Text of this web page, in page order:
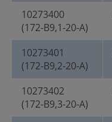
10273400
(172-B9,1-20-A)
10273401
(172-B9,2-20-A)
10273402
(172-B9,3-20-A)